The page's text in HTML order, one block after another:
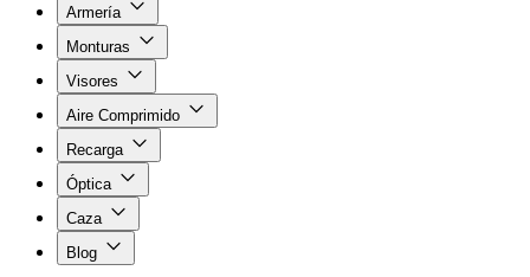
Armería
Monturas
Visores
Aire Comprimido
Recarga
Óptica
Caza
Blog